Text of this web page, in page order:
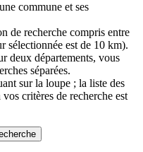
commune et ses
de recherche compris entre
sélectionnée est de 10 km).
deux départements, vous
séparées.
sur la loupe ; la liste des
critères de recherche est